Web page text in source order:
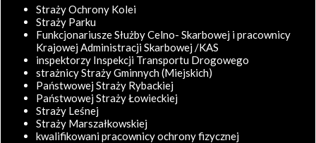
Straży Ochrony Kolei
Straży Parku
Funkcjonariusze Służby Celno- Skarbowej i pracownicy
Krajowej Administracji Skarbowej /KAS
inspektorzy Inspekcji Transportu Drogowego
strażnicy Straży Gminnych (Miejskich)
Państwowej Straży Rybackiej
Państwowej Straży Łowieckiej
Straży Leśnej
Straży Marszałkowskiej
kwalifikowani pracownicy ochrony fizycznej